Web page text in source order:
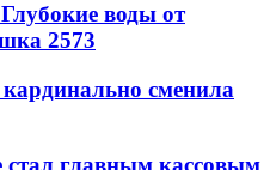
воды от
2573
сменила
главным кассовым